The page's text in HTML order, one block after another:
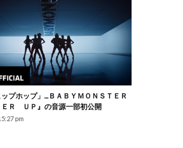
ップホップ」…ＢＡＢＹＭＯＮＳＴＥＲ
ＥＲ ＵＰ』の音源一部初公開
pm